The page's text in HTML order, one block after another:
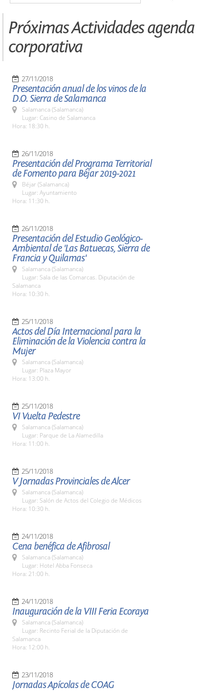
Próximas Actividades agenda
corporativa
27/11/2018
Presentación anual de los vinos de la
D.O. Sierra de Salamanca
Salamanca (Salamanca)
Lugar: Casino de Salamanca
Hora: 18:30 h.
26/11/2018
Presentación del Programa Territorial
de Fomento para Béjar 2019-2021
Béjar (Salamanca)
Lugar: Ayuntamiento
Hora: 11:30 h.
26/11/2018
Presentación del Estudio Geológico-
Ambiental de 'Las Batuecas, Sierra de
Francia y Quilamas'
Salamanca (Salamanca)
Lugar: Sala de las Comarcas. Diputación de
Salamanca
Hora: 10:30 h.
25/11/2018
Actos del Día Internacional para la
Eliminación de la Violencia contra la
Mujer
Salamanca (Salamanca)
Lugar: Plaza Mayor
Hora: 13:00 h.
25/11/2018
VI Vuelta Pedestre
Salamanca (Salamanca)
Lugar: Parque de La Alamedilla
Hora: 11:00 h.
25/11/2018
V Jornadas Provinciales de Alcer
Salamanca (Salamanca)
Lugar: Salón de Actos del Colegio de Médicos
Hora: 10:30 h.
24/11/2018
Cena benéfica de Afibrosal
Salamanca (Salamanca)
Lugar: Hotel Abba Fonseca
Hora: 21:00 h.
24/11/2018
Inauguración de la VIII Feria Ecoraya
Salamanca (Salamanca)
Lugar: Recinto Ferial de la Diputación de
Salamanca
Hora: 12:00 h.
23/11/2018
Jornadas Apícolas de COAG